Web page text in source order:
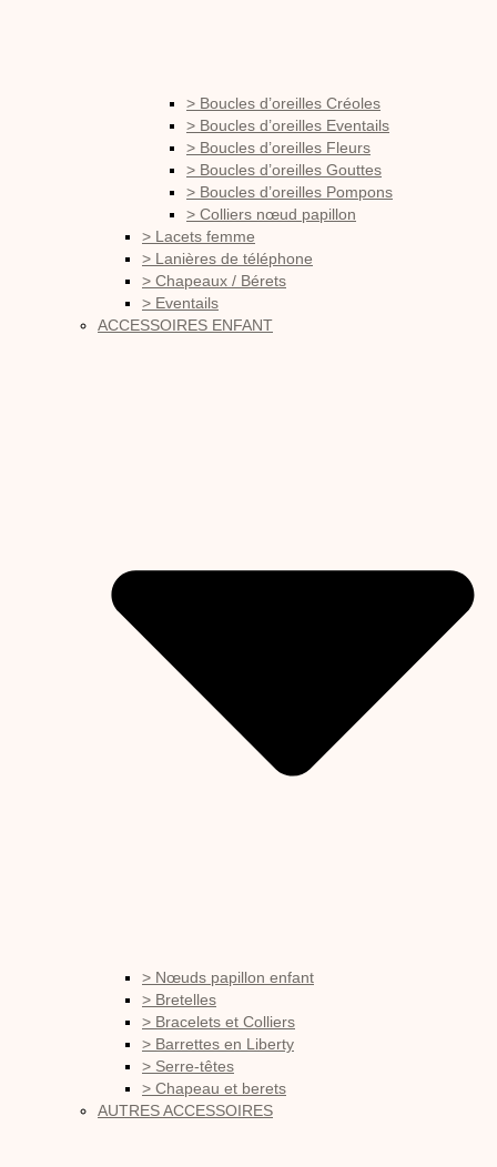
> Boucles d’oreilles Créoles
> Boucles d’oreilles Eventails
> Boucles d’oreilles Fleurs
> Boucles d’oreilles Gouttes
> Boucles d’oreilles Pompons
> Colliers nœud papillon
> Lacets femme
> Lanières de téléphone
> Chapeaux / Bérets
> Eventails
ACCESSOIRES ENFANT
> Nœuds papillon enfant
> Bretelles
> Bracelets et Colliers
> Barrettes en Liberty
> Serre-têtes
> Chapeau et berets
AUTRES ACCESSOIRES